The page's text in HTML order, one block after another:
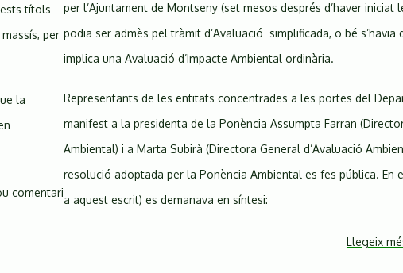
títols
per
la
comentari
per l’Ajuntament de Montseny (set mesos després d’haver iniciat
podia ser admès pel tràmit d’Avaluació simplificada, o bé
implica una Avaluació d’Impacte Ambiental ordinària.
Representants de les entitats concentrades a les portes del
manifest a la presidenta de la Ponència Assumpta Farran
Ambiental) i a Marta Subirà (Directora General d’Avaluació
resolució adoptada per la Ponència Ambiental es fes pública. En
a aquest escrit) es demanava en síntesi:
Llegeix